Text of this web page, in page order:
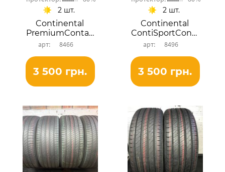
Continental
PremiumContact C
8466
2 шт.
3 500 грн.
Continental
ContiSportContact 5
8496
2 шт.
3 500 грн.